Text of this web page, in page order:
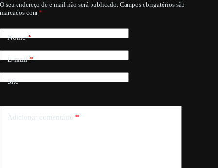
O seu endereço de e-mail não será publicado. Campos obrigatórios são
marcados com *
Nome*
E-mail*
Site
Adicionar comentário *